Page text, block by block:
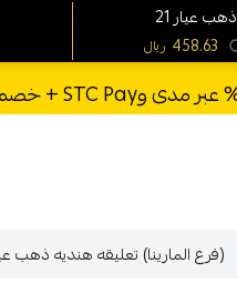
(فرع المارينا) تعليقه هنديه ذهب عيار21 الوزن 3.66
21 ذهب عيار
ريال 458.63